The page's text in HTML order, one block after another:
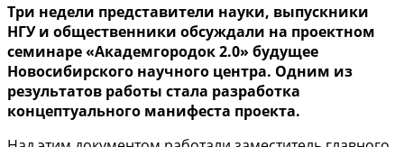
Три недели представители науки, выпускники
НГУ и общественники обсуждали на проектном
семинаре «Академгородок 2.0» будущее
Новосибирского научного центра. Одним из
результатов работы стала разработка
концептуального манифеста проекта.